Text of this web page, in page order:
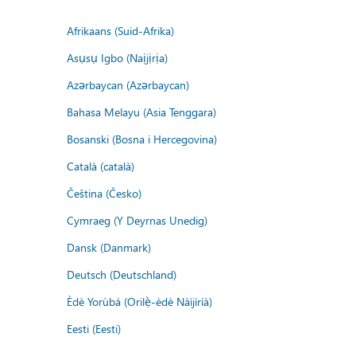
Afrikaans (Suid-Afrika)
Asụsụ Igbo (Naịjịrịa)
Azərbaycan (Azərbaycan)
Bahasa Melayu (Asia Tenggara)
Bosanski (Bosna i Hercegovina)
Català (català)
Čeština (Česko)
Cymraeg (Y Deyrnas Unedig)
Dansk (Danmark)
Deutsch (Deutschland)
Èdè Yorùbá (Orilẹ̀-èdè Nàìjíríà)
Eesti (Eesti)